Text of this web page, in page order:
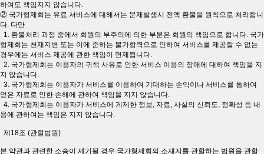
하여도 책임지지 않습니다.
② 국가형제회는 유료 서비스에 대해서는 문제발생시 전액 환불을 원칙으로 처리합니
다. 다만
1. 환불처리 과정 중에서 회원의 부주의에 의한 부분은 회원의 책임으로 합니다. 국가
형제회는 천재지변 또는 이에 준하는 불가항력으로 인하여 서비스를 제공할 수 없는
경우에는 서비스 제공에 관한 책임이 면제됩니다.
2. 국가형제회는 이용자의 귀책 사유로 인한 서비스 이용의 장애에 대하여 책임을 지
지 않습니다.
3. 국가형제회는 이용자가 서비스를 이용하여 기대하는 손익이나 서비스를 통하여
얻은 자료로 인한 손해에 관하여 책임을 지지 않습니다.
4. 국가형제회는 이용자가 서비스에 게제한 정보, 자료, 사실의 신뢰도, 정확성 등 내
용에 관하여는 책임은 지지 않습니다.
제18조 (관할법원)
본 약관과 관련한 소송이 제기될 경우 국가형제회의 소재지를 관할하는 법원을 관할